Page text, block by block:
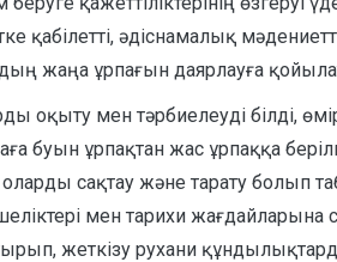
қабілетті, әдіснамалық
жаңа ұрпағын даярлауға
оқыту мен тәрбиелеуді білді,
ұрпақтан жас ұрпаққа
сақтау және тарату болып
мен тарихи жағдайларына
жеткізу рухани